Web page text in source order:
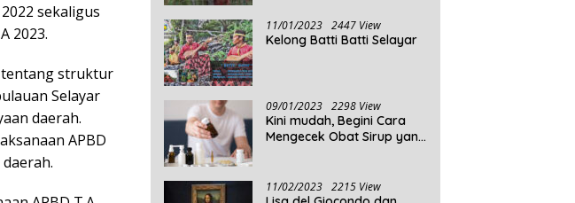
sekaligus
2023.
tentang struktur
Selayar
daerah.
APBD
11/01/2023 2447 View
Kelong Batti Batti Selayar
09/01/2023 2298 View
Kini mudah, Begini Cara
Mengecek Obat Sirup yang
Aman Untuk Dikonsumsi
11/02/2023 2215 View